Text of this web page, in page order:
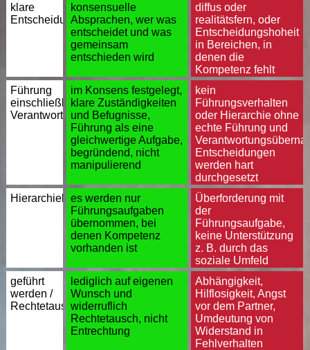
klare
Entscheidungsbereiche
konsensuelle
Absprachen, wer was
entscheidet und was
gemeinsam
entschieden wird
diffus oder
realitätsfern, oder
Entscheidungshoheit
in Bereichen, in
denen die
Kompetenz fehlt
Führung
einschließlich
Verantwortungsübernahme
im Konsens festgelegt,
klare Zuständigkeiten
und Befugnisse,
Führung als eine
gleichwertige Aufgabe,
begründend, nicht
manipulierend
kein
Führungsverhalten
oder Hierarchie ohne
echte Führung und
Entscheidungen
werden hart
durchgesetzt
Hierarchiekompetenz
es werden nur
Führungsaufgaben
übernommen, bei
denen Kompetenz
vorhanden ist
Überforderung mit
der
Führungsaufgabe,
keine Unterstützung
z. B. durch das
soziale Umfeld
geführt
werden /
Rechtetausch
lediglich auf eigenen
Wunsch und
widerruflich
Rechtetausch, nicht
Entrechtung
Abhängigkeit,
Hilflosigkeit, Angst
vor dem Partner,
Umdeutung von
Widerstand in
Fehlverhalten